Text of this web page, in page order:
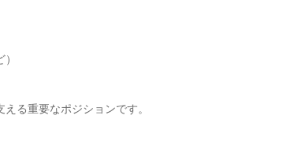
る重要なポジションです。